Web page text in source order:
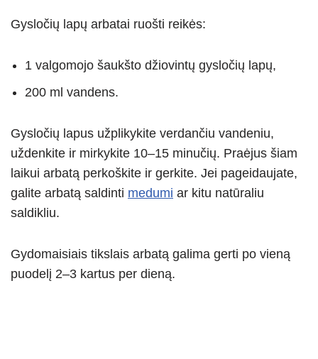
Gysločių lapų arbatai ruošti reikės:
1 valgomojo šaukšto džiovintų gysločių lapų,
200 ml vandens.
Gysločių lapus užplikykite verdančiu vandeniu,
uždenkite ir mirkykite 10–15 minučių. Praėjus šiam
laikui arbatą perkoškite ir gerkite. Jei pageidaujate,
galite arbatą saldinti medumi ar kitu natūraliu
saldikliu.
Gydomaisiais tikslais arbatą galima gerti po vieną
puodelį 2–3 kartus per dieną.